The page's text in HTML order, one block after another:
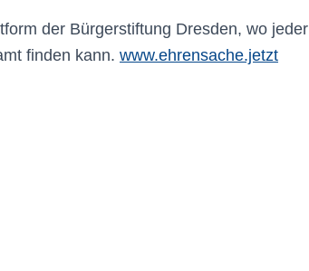
der Bürgerstiftung Dresden, wo jeder
finden kann. www.ehrensache.jetzt